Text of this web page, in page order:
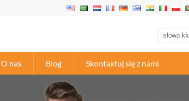
O nas Blog Skontaktuj się z nami